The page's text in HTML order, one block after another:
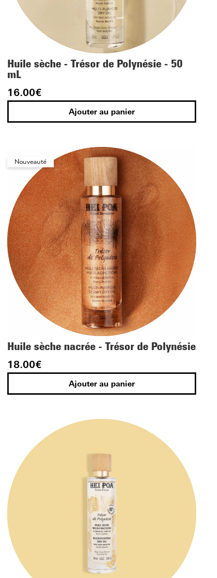
Huile sèche - Trésor de Polynésie - 50
mL
16.00€
Ajouter au panier
Nouveauté
Huile sèche nacrée - Trésor de Polynésie
18.00€
Ajouter au panier